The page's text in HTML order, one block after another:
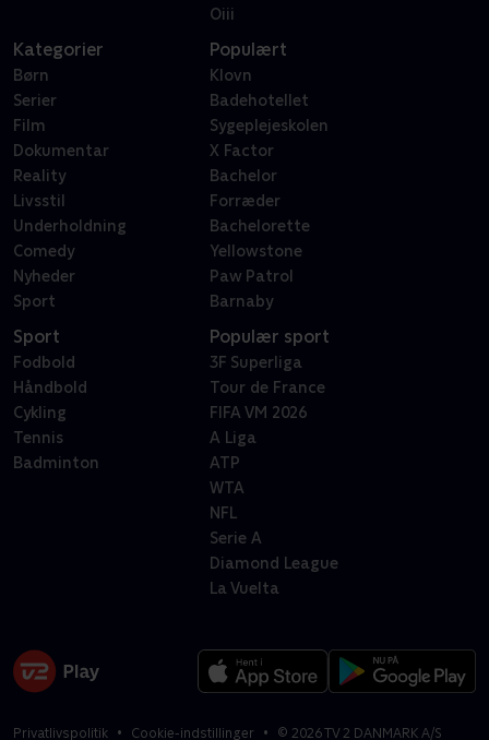
Oiii
Kategorier
Børn
Serier
Film
Dokumentar
Reality
Livsstil
Underholdning
Comedy
Nyheder
Sport
Populært
Klovn
Badehotellet
Sygeplejeskolen
X Factor
Bachelor
Forræder
Bachelorette
Yellowstone
Paw Patrol
Barnaby
Sport
Fodbold
Håndbold
Cykling
Tennis
Badminton
Populær sport
3F Superliga
Tour de France
FIFA VM 2026
A Liga
ATP
WTA
NFL
Serie A
Diamond League
La Vuelta
Privatlivspolitik Cookie-indstillinger © 2026TV 2 DANMARK A/S